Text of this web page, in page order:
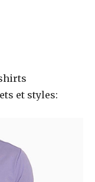
et styles: